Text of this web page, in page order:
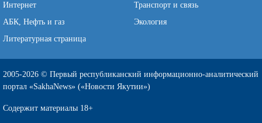
Интернет
Транспорт и связь
АБК, Нефть и газ
Экология
Литературная страница
2005-2026 © Первый республиканский информационно-аналитический
портал «SakhaNews» («Новости Якутии»)
Содержит материалы 18+